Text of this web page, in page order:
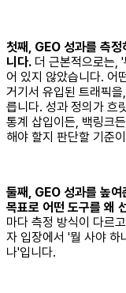
첫째, GEO 성과를 측
니다. 더 근본적으로는,
어 있지 않았습니다. 어
거기서 유입된 트래픽
릅니다. 성과 정의가 흐
통계 삽입이든, 백링크
해야 할지 판단할 기준
둘째, GEO 성과를 높여
목표로 어떤 도구를 왜
마다 측정 방식이 다르
자 입장에서 '뭘 사야 하
나'입니다.